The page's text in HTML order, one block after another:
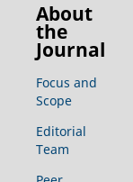
About
the
Journal
Focus and
Scope
Editorial
Team